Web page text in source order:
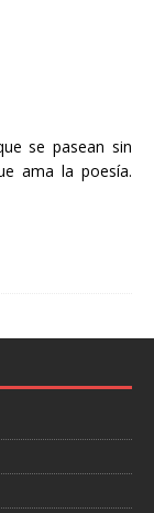
se pasean sin
ama la poesía.